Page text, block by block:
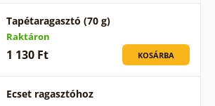
Tapétaragasztó (70 g)
Raktáron
1 130 Ft KOSÁRBA
Ecset ragasztóhoz